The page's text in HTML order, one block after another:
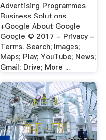
Advertising Programmes
Business Solutions
+Google About Google
Google © 2017 - Privacy -
Terms. Search; Images;
Maps; Play; YouTube; News;
Gmail; Drive; More ...